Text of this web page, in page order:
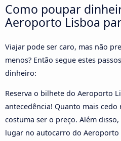
Como poupar
Aeroporto Lisboa
Viajar pode ser caro, mas não
menos? Então segue estes
dinheiro:
Reserva o bilhete do Aeroporto
antecedência! Quanto mais cedo
costuma ser o preço. Além
lugar no autocarro do Aeroporto